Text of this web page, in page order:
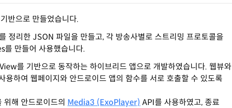
반으로 만들었습니다.
정리한 JSON 파일을 만들고, 각 방송사별로 스트리밍 프로토콜을
를 만들어 사용했습니다.
를 기반으로 동작하는 하이브리드 앱으로 개발하였습니다. 웹뷰와
용하여 웹페이지와 안드로이드 앱의 함수를 서로 호출할 수 있도록
위해 안드로이드의 Media3 (ExoPlayer) API를 사용하였고, 종료